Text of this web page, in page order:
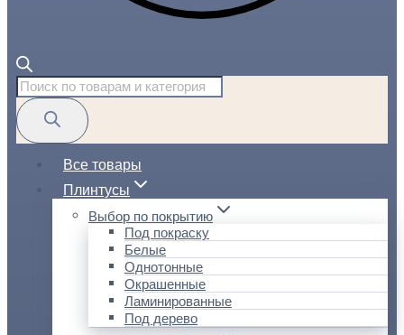
Поиск
товаров
Все товары
Плинтусы
Выбор по покрытию
Под покраску
Белые
Однотонные
Окрашенные
Ламинированные
Под дерево